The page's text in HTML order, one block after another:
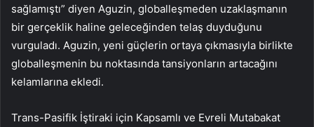
sağlamıştı” diyen Aguzin, globalleşmeden uzaklaşmanın
bir gerçeklik haline geleceğinden telaş duyduğunu
vurguladı. Aguzin, yeni güçlerin ortaya çıkmasıyla birlikte
globalleşmenin bu noktasında tansiyonların artacağını
kelamlarına ekledi.
Trans-Pasifik İştiraki için Kapsamlı ve Evreli Mutabakat